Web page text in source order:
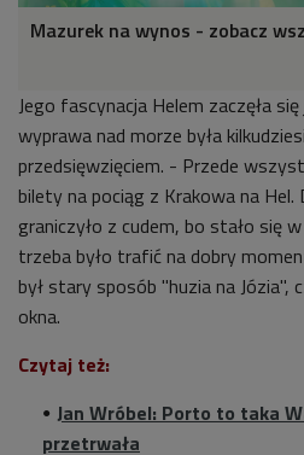
Mazurek na wynos - zobacz
Jego fascynacja Helem zaczęła
wyprawa nad morze była
przedsięwzięciem. - Przede
bilety na pociąg z Krakowa na
graniczyło z cudem, bo stało się
trzeba było trafić na dobry
był stary sposób "huzia na Józia",
okna.
Czytaj też:
Jan Wróbel: Porto to taka
przetrwała